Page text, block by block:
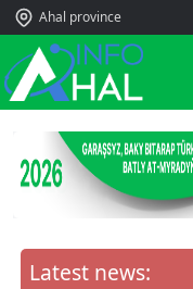
Ahal province
Latest news: